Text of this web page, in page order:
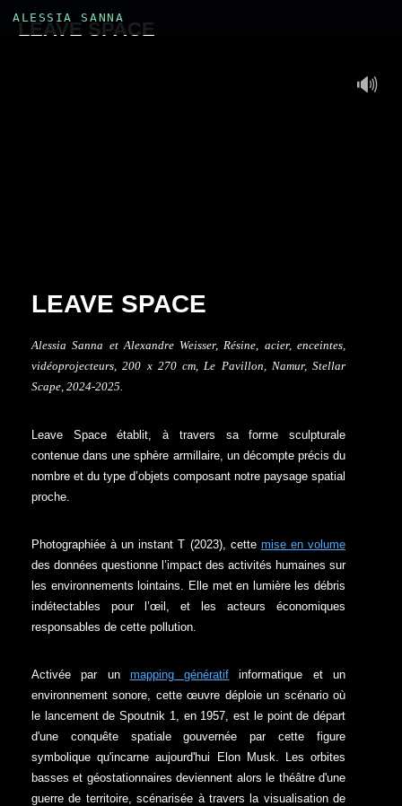
ALESSIA SANNA
LEAVE SPACE
🔊
LEAVE SPACE
Alessia Sanna et Alexandre Weisser, Résine, acier, enceintes,
vidéoprojecteurs, 200 x 270 cm, Le Pavillon, Namur, Stellar
Scape, 2024-2025.
Leave Space établit, à travers sa forme sculpturale
contenue dans une sphère armillaire, un décompte précis du
nombre et du type d’objets composant notre paysage spatial
proche.
Photographiée à un instant T (2023), cette mise en volume
des données questionne l’impact des activités humaines sur
les environnements lointains. Elle met en lumière les débris
indétectables pour l’œil, et les acteurs économiques
responsables de cette pollution.
Activée par un mapping génératif informatique et un
environnement sonore, cette œuvre déploie un scénario où
le lancement de Spoutnik 1, en 1957, est le point de départ
d'une conquête spatiale gouvernée par cette figure
symbolique qu'incarne aujourd'hui Elon Musk. Les orbites
basses et géostationnaires deviennent alors le théâtre d'une
guerre de territoire, scénarisée à travers la visualisation de